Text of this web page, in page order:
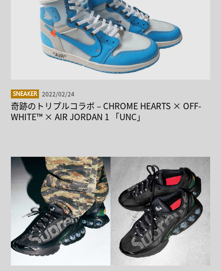
SNEAKER 2022/02/24
奇跡のトリプルコラボ – CHROME HEARTS × OFF-
WHITE™ × AIR JORDAN 1 「UNC」